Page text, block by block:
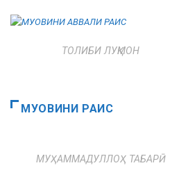
ТОЛИБИ ЛУҚМОН
МУОВИНИ РАИС
МУҲАММАДУЛЛОҲ ТАБАРӢ